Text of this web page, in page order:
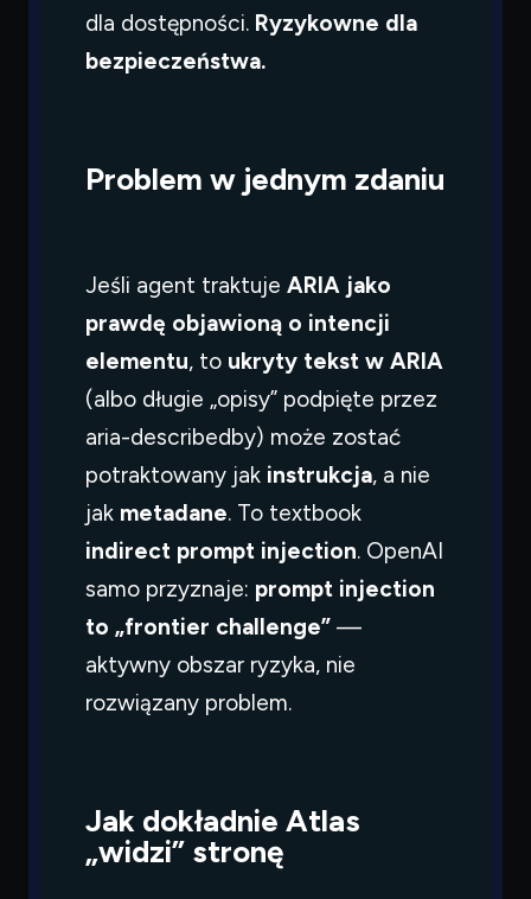
dla dostępności. Ryzykowne dla
bezpieczeństwa.
Problem w jednym zdaniu
Jeśli agent traktuje ARIA jako
prawdę objawioną o intencji
elementu, to ukryty tekst w ARIA
(albo długie „opisy” podpięte przez
aria-describedby) może zostać
potraktowany jak instrukcja, a nie
jak metadane. To textbook
indirect prompt injection. OpenAI
samo przyznaje: prompt injection
to „frontier challenge” —
aktywny obszar ryzyka, nie
rozwiązany problem.
Jak dokładnie Atlas
„widzi” stronę